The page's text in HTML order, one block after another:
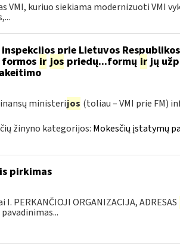
kuriuo siekiama modernizuoti VMI
inspekcijos prie Lietuvos
formos ir jos priedų...formų irjų
ministerijos (toliau – VMI prie FM)
žinyno kategorijos: Mokesčių įstatymų
pirkimas
PERKANČIOJI ORGANIZACIJA, ADRESAS